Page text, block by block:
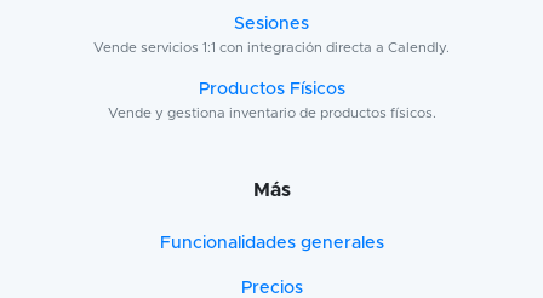
Sesiones
Vende servicios 1:1 con integración directa a Calendly.
Productos Físicos
Vende y gestiona inventario de productos físicos.
Más
Funcionalidades generales
Precios